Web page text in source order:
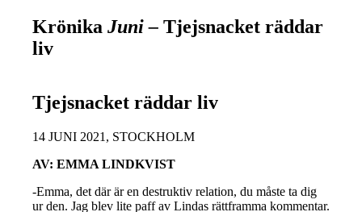
Krönika Juni – Tjejsnacket räddar
liv
Tjejsnacket räddar liv
14 JUNI 2021, STOCKHOLM
AV: EMMA LINDKVIST
-Emma, det där är en destruktiv relation, du måste ta dig
ur den. Jag blev lite paff av Lindas rättframma kommentar.